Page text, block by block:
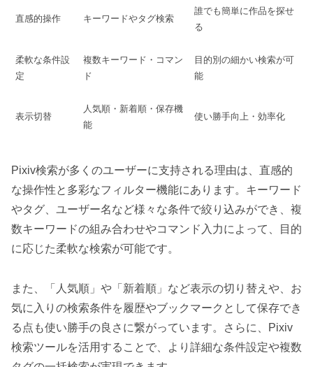
直感的操作 キーワードやタグ検索
誰でも簡単に作品を探せ
る
柔軟な条件設
定
複数キーワード・コマン
ド
目的別の細かい検索が可
能
表示切替
人気順・新着順・保存機
能
使い勝手向上・効率化
Pixiv検索が多くのユーザーに支持される理由は、直感的
な操作性と多彩なフィルター機能にあります。キーワード
やタグ、ユーザー名など様々な条件で絞り込みができ、複
数キーワードの組み合わせやコマンド入力によって、目的
に応じた柔軟な検索が可能です。
また、「人気順」や「新着順」など表示の切り替えや、お
気に入りの検索条件を履歴やブックマークとして保存でき
る点も使い勝手の良さに繋がっています。さらに、Pixiv
検索ツールを活用することで、より詳細な条件設定や複数